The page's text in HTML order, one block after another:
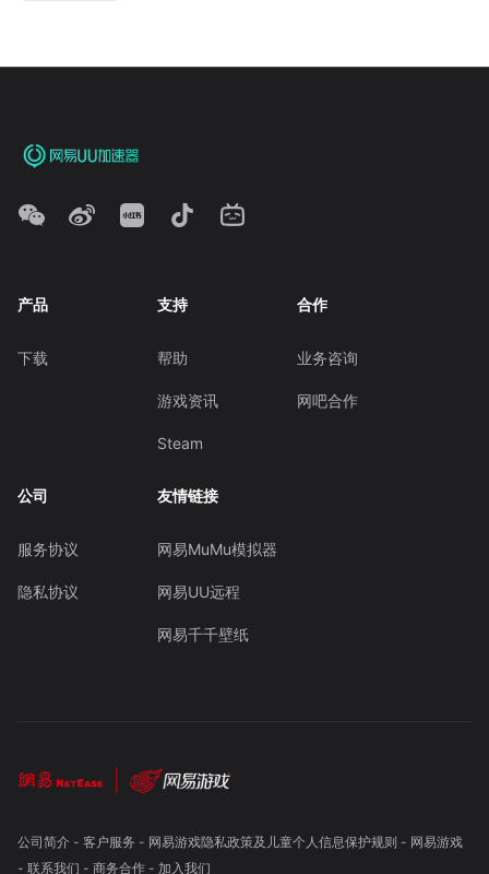
产品
下载
支持
帮助
游戏资讯
Steam
合作
业务咨询
网吧合作
公司
服务协议
隐私协议
友情链接
网易MuMu模拟器
网易UU远程
网易千千壁纸
公司简介- 客户服务 - 网易游戏隐私政策及儿童个人信息保护规则 - 网易游戏
- 联系我们 - 商务合作- 加入我们